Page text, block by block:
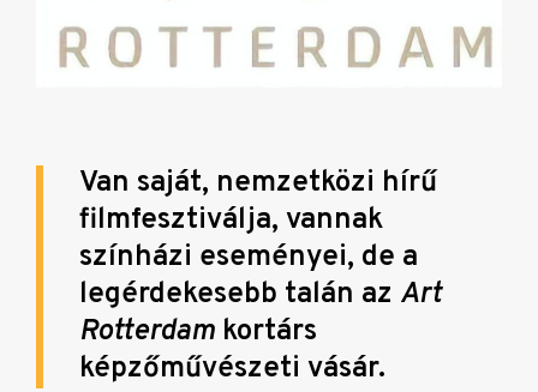
Van saját, nemzetközi hírű
filmfesztiválja, vannak
színházi eseményei, de a
legérdekesebb talán az Art
Rotterdam kortárs
képzőművészeti vásár.